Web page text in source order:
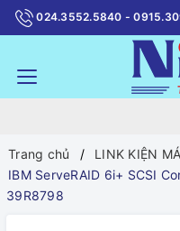
024.3552.5840 -
Trang chủ
LINK KIỆN
IBM ServeRAID 6i+ SCSI
39R8798